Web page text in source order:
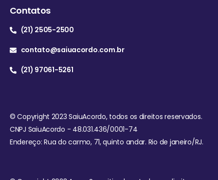
Contatos
(21) 2505-2500
contato@saiuacordo.com.br
(21) 97061-5261
© Copyright 2023 SaiuAcordo, todos os direitos reservados.
CNPJ SaiuAcordo - 48.031.436/0001-74
Endereço: Rua do carmo, 71, quinto andar. Rio de janeiro/RJ.